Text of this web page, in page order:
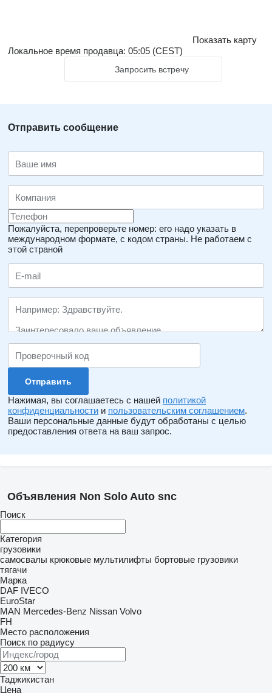
Показать карту
Локальное время продавца: 05:05 (CEST)
Запросить встречу
Отправить сообщение
Пожалуйста, перепроверьте номер: его надо указать в
международном формате, с кодом страны. Не работаем с
этой страной
Нажимая, вы соглашаетесь с нашей политикой
конфиденциальности и пользовательским соглашением.
Ваши персональные данные будут обработаны с целью
предоставления ответа на ваш запрос.
Объявления Non Solo Auto snc
Поиск
Категория
грузовики
самосвалы крюковые мультилифты бортовые грузовики
тягачи
Марка
DAF IVECO
EuroStar
MAN Mercedes-Benz Nissan Volvo
FH
Место расположения
Поиск по радиусу
Таджикистан
Цена